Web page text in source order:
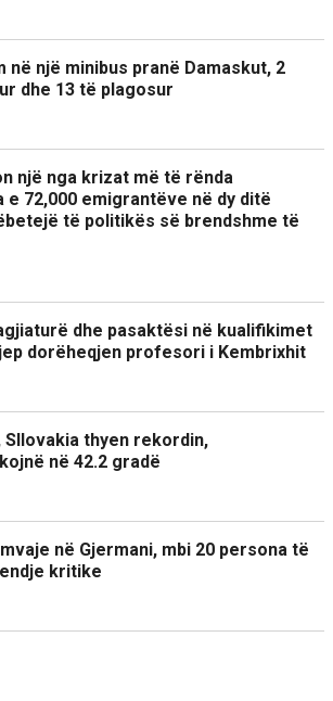
në një minibus pranë Damaskut, 2
dhe 13 të plagosur
një nga krizat më të rënda
e 72,000 emigrantëve në dy ditë
të politikës së brendshme të
dhe pasaktësi në kualifikimet
dorëheqjen profesori i Kembrixhit
Sllovakia thyen rekordin,
në 42.2 gradë
në Gjermani, mbi 20 persona të
kritike